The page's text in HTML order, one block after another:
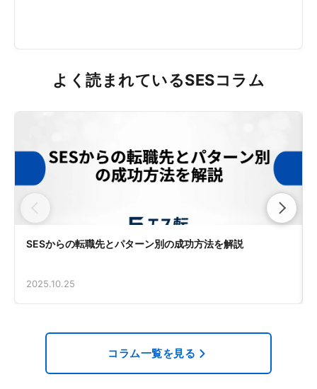
よく読まれているSESコラム
SESからの転職先とパターン別の成功方法を解説
2025.10.25
コラム一覧を見る